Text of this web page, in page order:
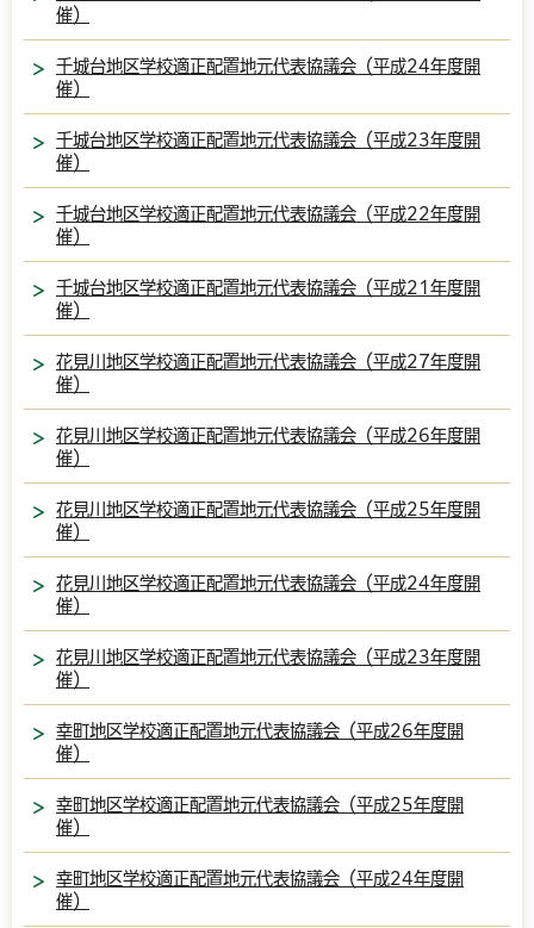
催）
千城台地区学校適正配置地元代表協議会（平成24年度開
催）
千城台地区学校適正配置地元代表協議会（平成23年度開
催）
千城台地区学校適正配置地元代表協議会（平成22年度開
催）
千城台地区学校適正配置地元代表協議会（平成21年度開
催）
花見川地区学校適正配置地元代表協議会（平成27年度開
催）
花見川地区学校適正配置地元代表協議会（平成26年度開
催）
花見川地区学校適正配置地元代表協議会（平成25年度開
催）
花見川地区学校適正配置地元代表協議会（平成24年度開
催）
花見川地区学校適正配置地元代表協議会（平成23年度開
催）
幸町地区学校適正配置地元代表協議会（平成26年度開
催）
幸町地区学校適正配置地元代表協議会（平成25年度開
催）
幸町地区学校適正配置地元代表協議会（平成24年度開
催）